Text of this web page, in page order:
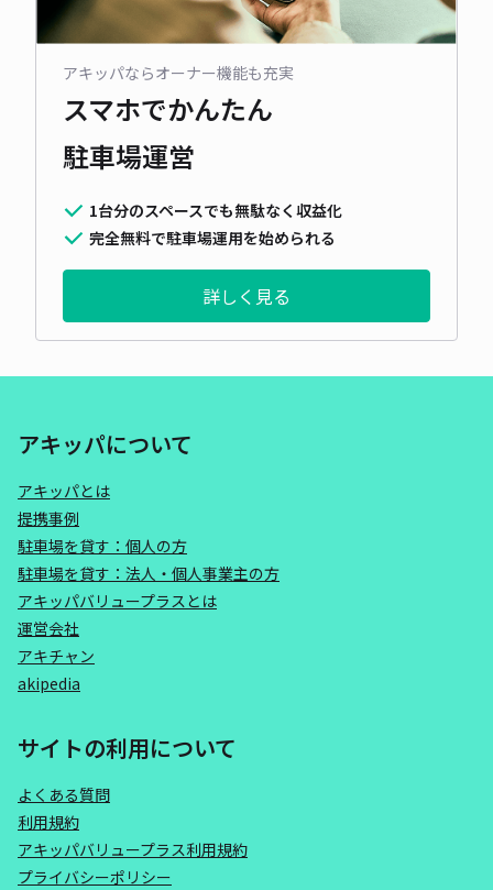
アキッパならオーナー機能も充実
スマホでかんたん
駐車場運営
1台分のスペースでも無駄なく収益化
完全無料で駐車場運用を始められる
詳しく見る
アキッパについて
アキッパとは
提携事例
駐車場を貸す：個人の方
駐車場を貸す：法人・個人事業主の方
アキッパバリュープラスとは
運営会社
アキチャン
akipedia
サイトの利用について
よくある質問
利用規約
アキッパバリュープラス利用規約
プライバシーポリシー